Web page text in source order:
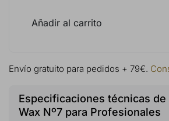
Añadir al carrito
Envío gratuito para pedidos + 79€.
Especificaciones técnicas de
Wax Nº7 para Profesionales